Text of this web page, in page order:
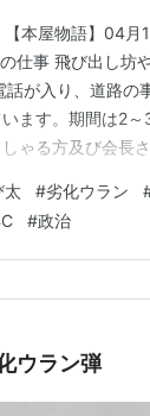
本屋物語】04月
仕事 飛び出し坊
話が入り、道路
ます。期間は2
ゃる方及び会長
に回る。すると
太 #劣化ウラン
#政治
ウラン弾